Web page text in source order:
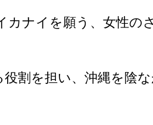
ナイを願う、女性の
割を担い、沖縄を陰